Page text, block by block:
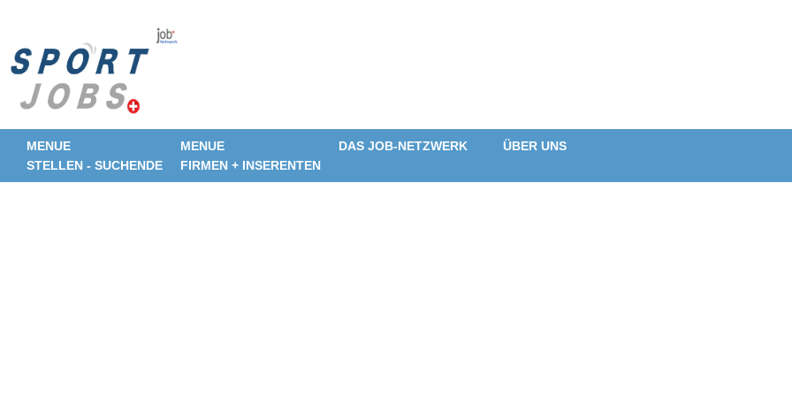
MENUE
STELLEN - SUCHENDE
MENUE
FIRMEN + INSERENTEN
DAS JOB-NETZWERK ÜBER UNS